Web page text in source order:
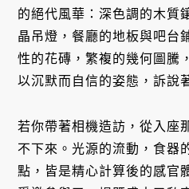
的絕代風華：深色調的木質
晶吊燈，餐廳的地板與吧台
性的花磚，繁複的幾何圖騰
以沉默而自信的姿態，訴說
若你帶著相機造訪，從入座
不下來。光源的流動，食器
點，皆是精心計算後的感官